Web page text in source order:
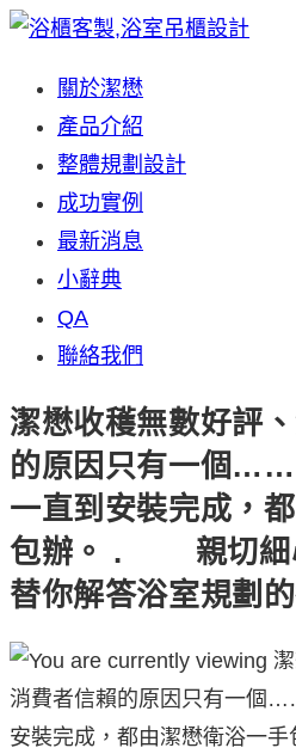
Skip
content
關於潔懋
產品介紹
整體規劃設計
成功實例
最新消息
小辭典
QA
聯絡我們
潔懋收穫無數好評
的原因只有一個……
一直到安裝完成，
包辦。 . 親切細
替你解答浴室規劃